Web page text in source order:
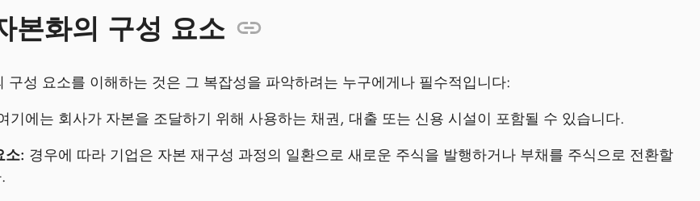
본화의 구성 요소
구성 요소를 이해하는 것은 그 복잡성을 파악하려는 누구에게나 필수적입니다:
기에는 회사가 자본을 조달하기 위해 사용하는 채권, 대출 또는 신용 시설이 포함될 수 있습니다.
소: 경우에 따라 기업은 자본 재구성 과정의 일환으로 새로운 주식을 발행하거나 부채를 주식으로 전환할